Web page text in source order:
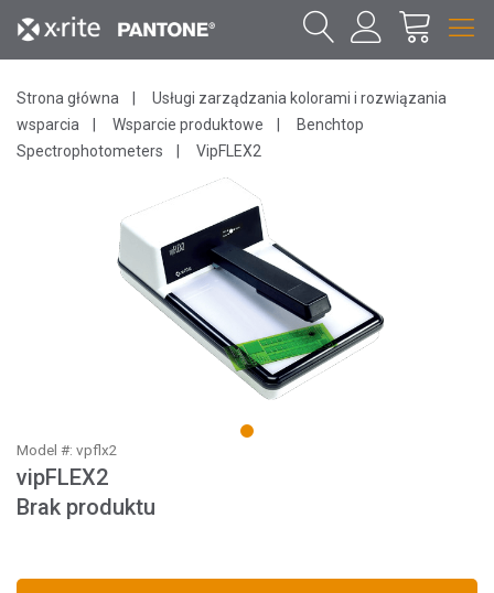
Strona główna
Usługi zarządzania kolorami i rozwiązania
wsparcia
Wsparcie produktowe
Benchtop
Spectrophotometers
VipFLEX2
1
Model #: vpflx2
vipFLEX2
Brak produktu